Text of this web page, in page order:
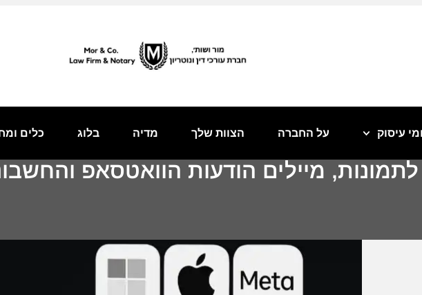
עיסוק על החברה הצוות שלך מדיה בלוג כלים
מיילים הודעות הוואטסאפ